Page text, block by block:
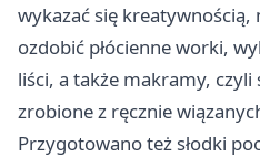
wykazać się kreatywnością,
ozdobić płócienne worki,
liści, a także makramy, czyli
zrobione z ręcznie
Przygotowano też słodki